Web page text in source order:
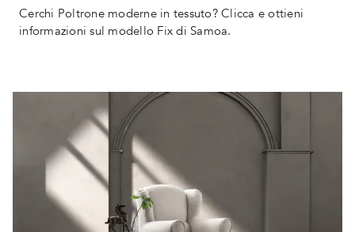
Cerchi Poltrone moderne in tessuto? Clicca e ottieni
informazioni sul modello Fix di Samoa.